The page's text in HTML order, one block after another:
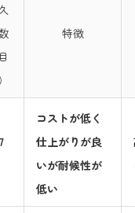
特徴
コストが低く
仕上がりが良
いが耐候性が
低い